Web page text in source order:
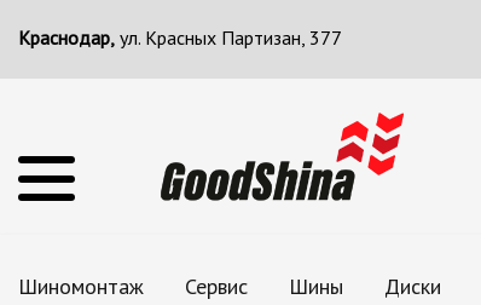
Краснодар, ул. Красных Партизан, 377
Шиномонтаж Сервис Шины Диски